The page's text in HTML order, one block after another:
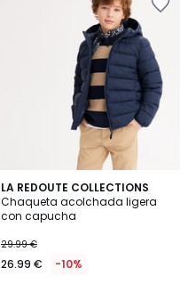
LA REDOUTE COLLECTIONS
Chaqueta acolchada ligera
con capucha
29.99 €
26.99 € -10%
5
/
5
2
Colores